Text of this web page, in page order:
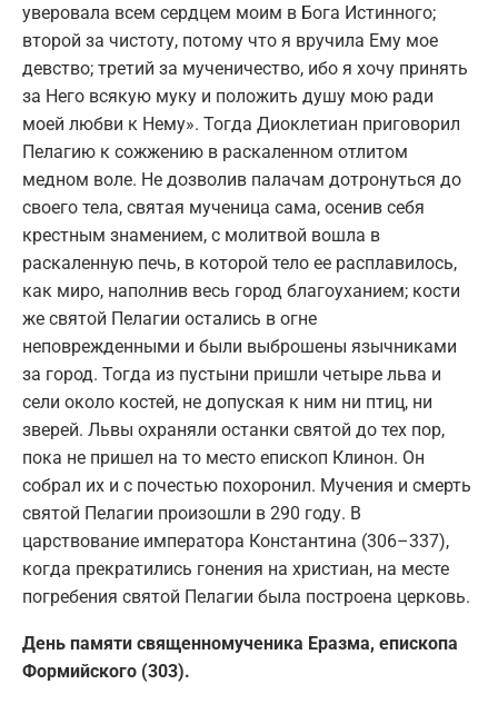
уверовала всем сердцем моим в Бога Истинного;
второй за чистоту, потому что я вручила Ему мое
девство; третий за мученичество, ибо я хочу принять
за Него всякую муку и положить душу мою ради
моей любви к Нему». Тогда Диоклетиан приговорил
Пелагию к сожжению в раскаленном отлитом
медном воле. Не дозволив палачам дотронуться до
своего тела, святая мученица сама, осенив себя
крестным знамением, с молитвой вошла в
раскаленную печь, в которой тело ее расплавилось,
как миро, наполнив весь город благоуханием; кости
же святой Пелагии остались в огне
неповрежденными и были выброшены язычниками
за город. Тогда из пустыни пришли четыре льва и
сели около костей, не допуская к ним ни птиц, ни
зверей. Львы охраняли останки святой до тех пор,
пока не пришел на то место епископ Клинон. Он
собрал их и с почестью похоронил. Мучения и смерть
святой Пелагии произошли в 290 году. В
царствование императора Константина (306–337),
когда прекратились гонения на христиан, на месте
погребения святой Пелагии была построена церковь.
День памяти священномученика Еразма, епископа
Формийского (303).